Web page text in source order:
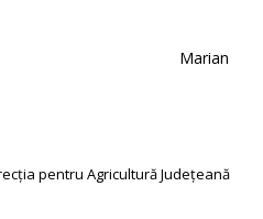
pentru Agricultură Județeană